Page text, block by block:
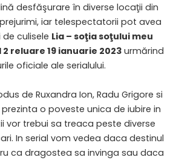
desfăşurare în diverse locaţii din
iar telespectatorii pot avea
culisele Lia – soţia soţului meu
reluare 19 ianuarie 2023urmărind
oficiale ale serialului.
de Ruxandra Ion, Radu Grigore si
prezinta o poveste unica de iubire in
vor trebui sa treaca peste diverse
In serial vom vedea daca destinul
ca dragostea sa invinga sau daca